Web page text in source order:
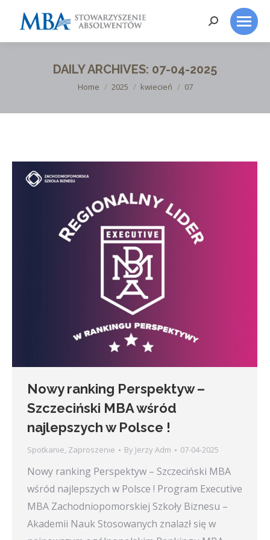
Search:
DAILY ARCHIVES: 07-04-2025
You are here:
Home 2025 kwiecień 07
Nowy ranking Perspektyw –
Szczeciński MBA wśród
najlepszych w Polsce !
Spotkanie, Zaproszenie By Jerzy Adm 07-04-2025
Nowy ranking Perspektyw – Szczeciński MBA
wśród najlepszych w Polsce ! Program Executive
MBA Zachodniopomorskiej Szkoły Biznesu –
Akademii Nauk Stosowanych znalazł się w